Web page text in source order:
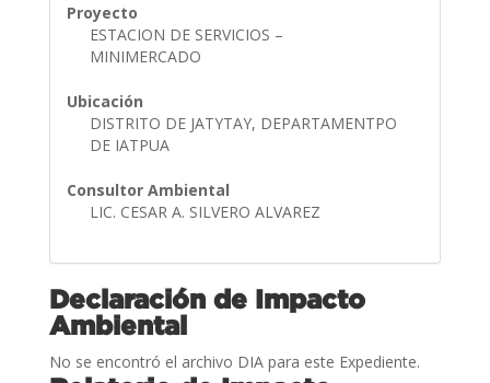
Proyecto
ESTACION DE SERVICIOS –
MINIMERCADO
Ubicación
DISTRITO DE JATYTAY, DEPARTAMENTPO
DE IATPUA
Consultor Ambiental
LIC. CESAR A. SILVERO ALVAREZ
Declaración de Impacto
Ambiental
No se encontró el archivo DIA para este Expediente.